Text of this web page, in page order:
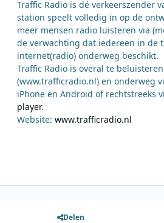
Traffic Radio is dé verkeerszender
station speelt volledig in op de
meer mensen radio luisteren via
de verwachting dat iedereen in de
internet(radio) onderweg beschikt.
Traffic Radio is overal te
(www.trafficradio.nl) en onderweg
iPhone en Android of rechtstreeks
player.
Website: www.trafficradio.nl
Delen